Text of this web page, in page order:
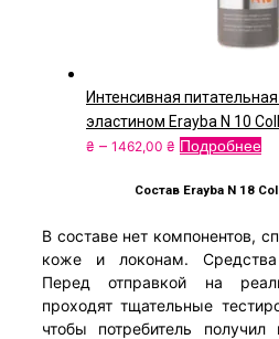
Интенсивная
эластином Erayba N 10
₴ – 1462,00 ₴ Диапазон
695,00
–
1462,00
₴
Подробнее
на
Состав Erayba N 18
В составе нет компонентов,
коже и локонам. Средства
Перед отправкой на
проходят тщательные
чтобы потребитель получил